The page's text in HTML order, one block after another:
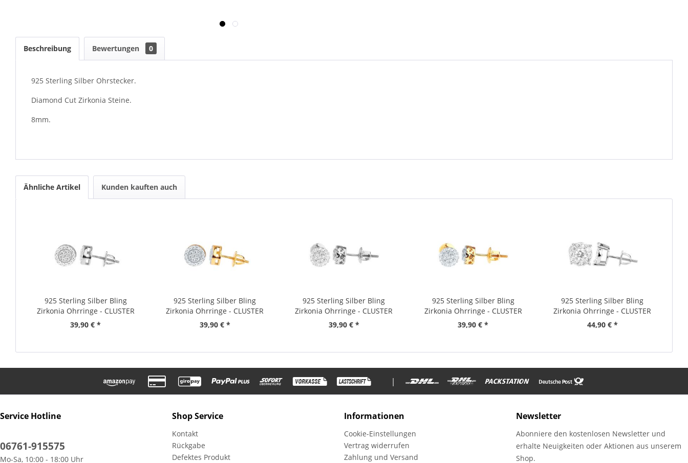
Beschreibung Bewertungen 0
925 Sterling Silber Ohrstecker.
Diamond Cut Zirkonia Steine.
8mm.
Ähnliche Artikel Kunden kauften auch
925 Sterling Silber Bling
Zirkonia Ohrringe - CLUSTER
8mm
39,90 € *
925 Sterling Silber Bling
Zirkonia Ohrringe - CLUSTER
8mm
39,90 € *
925 Sterling Silber Bling
Zirkonia Ohrringe - CLUSTER
6,5mm
39,90 € *
925 Sterling Silber Bling
Zirkonia Ohrringe - CLUSTER
6,5mm
39,90 € *
925 Sterling Silber Bling
Zirkonia Ohrringe - CLUSTER
9mm
44,90 € *
|
Service Hotline
06761-915575
Mo-Sa, 10:00 - 18:00 Uhr
Shop Service
Kontakt
Rückgabe
Defektes Produkt
Informationen
Cookie-Einstellungen
Vertrag widerrufen
Zahlung und Versand
Newsletter
Abonniere den kostenlosen Newsletter und
erhalte Neuigkeiten oder Aktionen aus unserem
Shop.